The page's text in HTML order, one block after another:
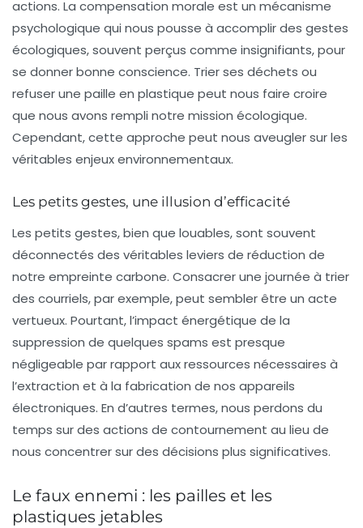
actions. La compensation morale est un mécanisme
psychologique qui nous pousse à accomplir des gestes
écologiques, souvent perçus comme insignifiants, pour
se donner bonne conscience. Trier ses déchets ou
refuser une paille en plastique peut nous faire croire
que nous avons rempli notre mission écologique.
Cependant, cette approche peut nous aveugler sur les
véritables enjeux environnementaux.
Les petits gestes, une illusion d’efficacité
Les petits gestes, bien que louables, sont souvent
déconnectés des véritables leviers de réduction de
notre empreinte carbone. Consacrer une journée à trier
des courriels, par exemple, peut sembler être un acte
vertueux. Pourtant, l’impact énergétique de la
suppression de quelques spams est presque
négligeable par rapport aux ressources nécessaires à
l’extraction et à la fabrication de nos appareils
électroniques. En d’autres termes, nous perdons du
temps sur des actions de contournement au lieu de
nous concentrer sur des décisions plus significatives.
Le faux ennemi : les pailles et les
plastiques jetables